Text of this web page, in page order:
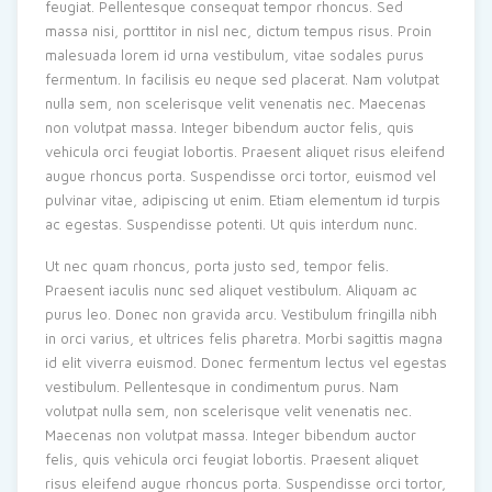
feugiat. Pellentesque consequat tempor rhoncus. Sed
massa nisi, porttitor in nisl nec, dictum tempus risus. Proin
malesuada lorem id urna vestibulum, vitae sodales purus
fermentum. In facilisis eu neque sed placerat. Nam volutpat
nulla sem, non scelerisque velit venenatis nec. Maecenas
non volutpat massa. Integer bibendum auctor felis, quis
vehicula orci feugiat lobortis. Praesent aliquet risus eleifend
augue rhoncus porta. Suspendisse orci tortor, euismod vel
pulvinar vitae, adipiscing ut enim. Etiam elementum id turpis
ac egestas. Suspendisse potenti. Ut quis interdum nunc.
Ut nec quam rhoncus, porta justo sed, tempor felis.
Praesent iaculis nunc sed aliquet vestibulum. Aliquam ac
purus leo. Donec non gravida arcu. Vestibulum fringilla nibh
in orci varius, et ultrices felis pharetra. Morbi sagittis magna
id elit viverra euismod. Donec fermentum lectus vel egestas
vestibulum. Pellentesque in condimentum purus. Nam
volutpat nulla sem, non scelerisque velit venenatis nec.
Maecenas non volutpat massa. Integer bibendum auctor
felis, quis vehicula orci feugiat lobortis. Praesent aliquet
risus eleifend augue rhoncus porta. Suspendisse orci tortor,